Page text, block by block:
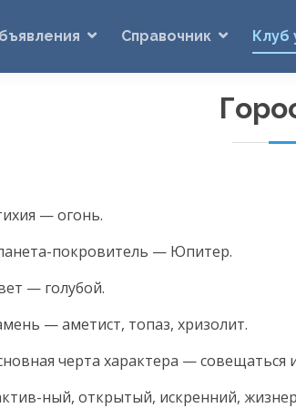
Справочник Клуб
— огонь.
покровитель — Юпитер.
— голубой.
— аметист, топаз, хризолит.
черта характера — совещаться
ный, открытый, искренний,